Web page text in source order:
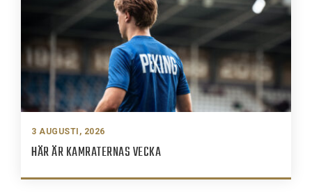
3 AUGUSTI, 2026
HÄR ÄR KAMRATERNAS VECKA